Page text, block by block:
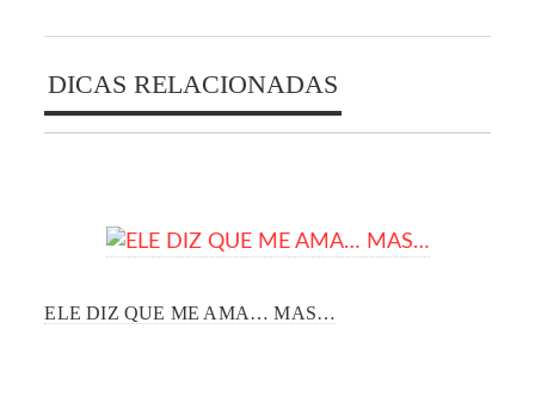
DICAS RELACIONADAS
ELE DIZ QUE ME AMA… MAS…